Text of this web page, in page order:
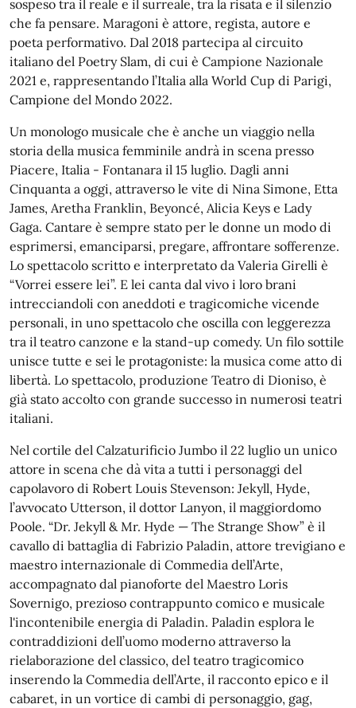
sospeso tra il reale e il surreale, tra la risata e il silenzio
che fa pensare. Maragoni è attore, regista, autore e
poeta performativo. Dal 2018 partecipa al circuito
italiano del Poetry Slam, di cui è Campione Nazionale
2021 e, rappresentando l’Italia alla World Cup di Parigi,
Campione del Mondo 2022.
Un monologo musicale che è anche un viaggio nella
storia della musica femminile andrà in scena presso
Piacere, Italia - Fontanara il 15 luglio. Dagli anni
Cinquanta a oggi, attraverso le vite di Nina Simone, Etta
James, Aretha Franklin, Beyoncé, Alicia Keys e Lady
Gaga. Cantare è sempre stato per le donne un modo di
esprimersi, emanciparsi, pregare, affrontare sofferenze.
Lo spettacolo scritto e interpretato da Valeria Girelli è
“Vorrei essere lei”. E lei canta dal vivo i loro brani
intrecciandoli con aneddoti e tragicomiche vicende
personali, in uno spettacolo che oscilla con leggerezza
tra il teatro canzone e la stand-up comedy. Un filo sottile
unisce tutte e sei le protagoniste: la musica come atto di
libertà. Lo spettacolo, produzione Teatro di Dioniso, è
già stato accolto con grande successo in numerosi teatri
italiani.
Nel cortile del Calzaturificio Jumbo il 22 luglio un unico
attore in scena che dà vita a tutti i personaggi del
capolavoro di Robert Louis Stevenson: Jekyll, Hyde,
l’avvocato Utterson, il dottor Lanyon, il maggiordomo
Poole. “Dr. Jekyll & Mr. Hyde — The Strange Show” è il
cavallo di battaglia di Fabrizio Paladin, attore trevigiano e
maestro internazionale di Commedia dell’Arte,
accompagnato dal pianoforte del Maestro Loris
Sovernigo, prezioso contrappunto comico e musicale
l'incontenibile energia di Paladin. Paladin esplora le
contraddizioni dell’uomo moderno attraverso la
rielaborazione del classico, del teatro tragicomico
inserendo la Commedia dell’Arte, il racconto epico e il
cabaret, in un vortice di cambi di personaggio, gag,